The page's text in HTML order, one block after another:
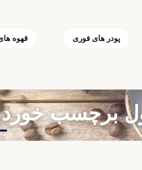
پودر های فوری قهوه
خورده با